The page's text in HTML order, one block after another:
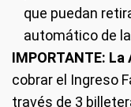
que puedan
automático de
IMPORTANTE: La
cobrar el Ingreso
través de 3